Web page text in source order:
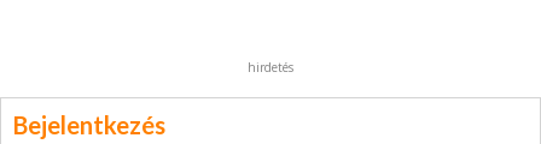
hirdetés
Bejelentkezés